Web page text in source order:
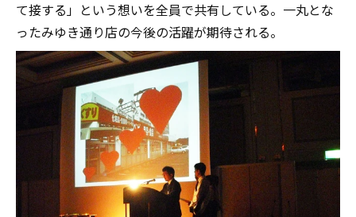
て接する」という想いを全員で共有している。一丸とな
ったみゆき通り店の今後の活躍が期待される。